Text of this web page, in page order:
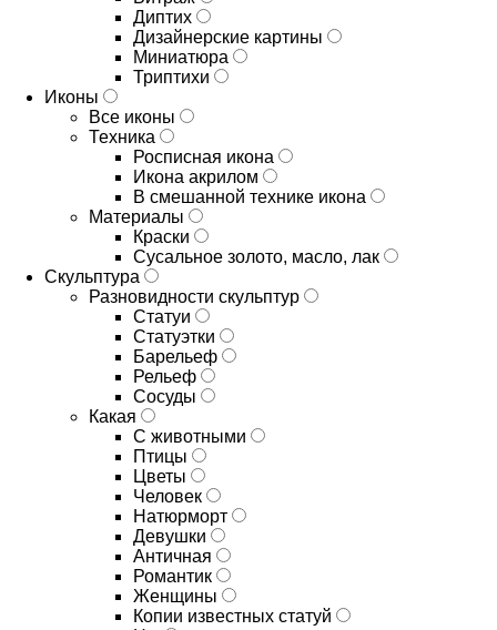
Диптих
Дизайнерские картины
Миниатюра
Триптихи
Иконы
Все иконы
Техника
Росписная икона
Икона акрилом
В смешанной технике икона
Материалы
Краски
Сусальное золото, масло, лак
Скульптура
Разновидности скульптур
Статуи
Статуэтки
Барельеф
Рельеф
Сосуды
Какая
С животными
Птицы
Цветы
Человек
Натюрморт
Девушки
Античная
Романтик
Женщины
Копии известных статуй